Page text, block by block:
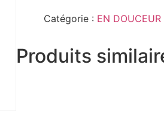
Catégorie : EN DOUCEUR
Produits